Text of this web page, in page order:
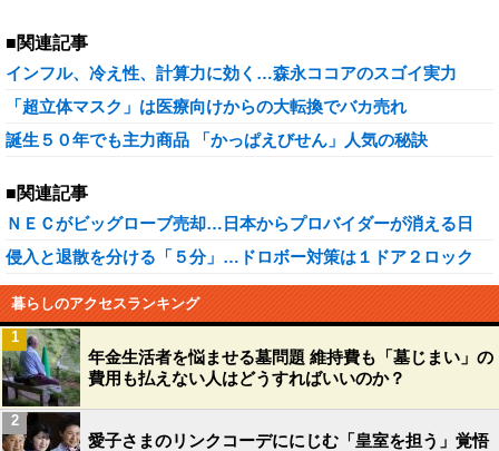
■関連記事
インフル、冷え性、計算力に効く…森永ココアのスゴイ実力
「超立体マスク」は医療向けからの大転換でバカ売れ
誕生５０年でも主力商品 「かっぱえびせん」人気の秘訣
■関連記事
ＮＥＣがビッグローブ売却…日本からプロバイダーが消える日
侵入と退散を分ける「５分」…ドロボー対策は１ドア２ロック
暮らしのアクセスランキング
年金生活者を悩ませる墓問題 維持費も「墓じまい」の
費用も払えない人はどうすればいいのか？
1
愛子さまのリンクコーデににじむ「皇室を担う」覚悟
2